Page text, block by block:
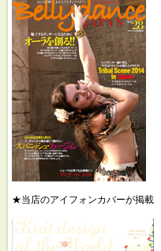
★当店のアイフォンカバーが掲載